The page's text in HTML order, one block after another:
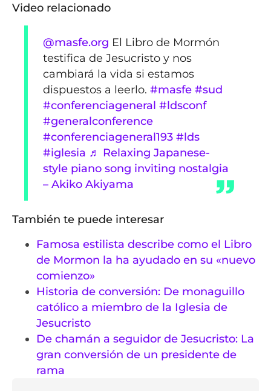
Video relacionado
@masfe.org El Libro de Mormón
testifica de Jesucristo y nos
cambiará la vida si estamos
dispuestos a leerlo.#masfe #sud
#conferenciageneral #ldsconf
#generalconference
#conferenciageneral193 #lds
#iglesia ♬ Relaxing Japanese-
style piano song inviting nostalgia
– Akiko Akiyama
También te puede interesar
Famosa estilista describe como el Libro
de Mormon la ha ayudado en su «nuevo
comienzo»
Historia de conversión: De monaguillo
católico a miembro de la Iglesia de
Jesucristo
De chamán a seguidor de Jesucristo: La
gran conversión de un presidente de
rama